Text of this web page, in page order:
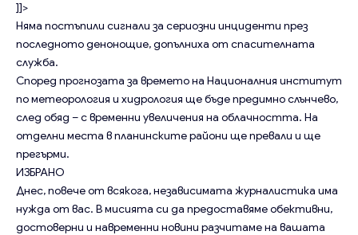
]]>
Няма постъпили сигнали за сериозни инциденти през
последното денонощие, допълниха от спасителната
служба.
Според прогнозата за времето на Националния институт
по метеорология и хидрология ще бъде предимно слънчево,
след обяд – с временни увеличения на облачността. На
отделни места в планинските райони ще превали и ще
прегърми.
ИЗБРАНО
Днес, повече от всякога, независимата журналистика има
нужда от вас. В мисията си да предоставяме обективни,
достоверни и навременни новини разчитаме на вашата